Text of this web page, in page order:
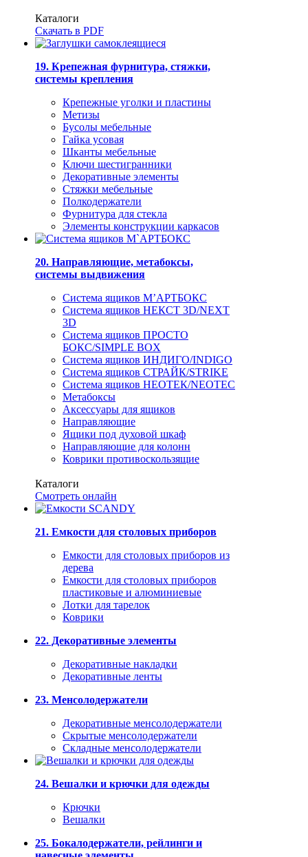
Каталоги
Скачать в PDF
19. Крепежная фурнитура, стяжки,
системы крепления
Крепежные уголки и пластины
Метизы
Бусолы мебельные
Гайка усовая
Шканты мебельные
Ключи шестигранники
Декоративные элементы
Стяжки мебельные
Полкодержатели
Фурнитура для стекла
Элементы конструкции каркасов
20. Направляющие, метабоксы,
системы выдвижения
Система ящиков М’АРТБОКС
Система ящиков НЕКСТ 3D/NEXT
3D
Система ящиков ПРОСТО
БОКС/SIMPLE BOX
Система ящиков ИНДИГО/INDIGO
Система ящиков СТРАЙК/STRIKE
Система ящиков НЕОТЕК/NEOTEC
Метабоксы
Аксессуары для ящиков
Направляющие
Ящики под духовой шкаф
Направляющие для колонн
Коврики противоскользящие
Каталоги
Смотреть онлайн
21. Емкости для столовых приборов
Емкости для столовых приборов из
дерева
Емкости для столовых приборов
пластиковые и алюминиевые
Лотки для тарелок
Коврики
22. Декоративные элементы
Декоративные накладки
Декоративные ленты
23. Менсолодержатели
Декоративные менсолодержатели
Скрытые менсолодержатели
Складные менсолодержатели
24. Вешалки и крючки для одежды
Крючки
Вешалки
25. Бокалодержатели, рейлинги и